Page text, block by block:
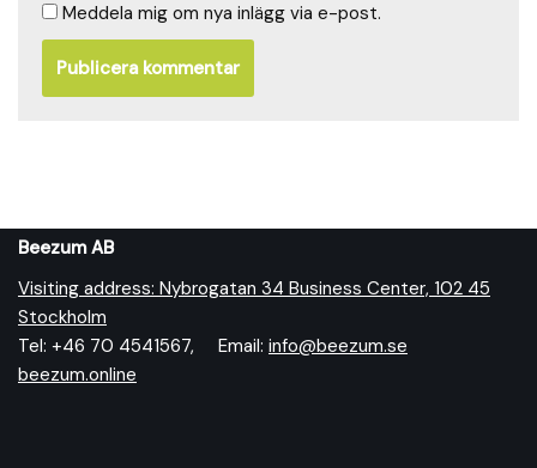
Meddela mig om nya inlägg via e-post.
Beezum AB
Visiting address: Nybrogatan 34 Business Center, 102 45
Stockholm
Tel: +46 70 4541567, Email: info@beezum.se
beezum.online